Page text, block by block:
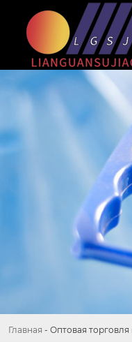
Главная - Оптовая